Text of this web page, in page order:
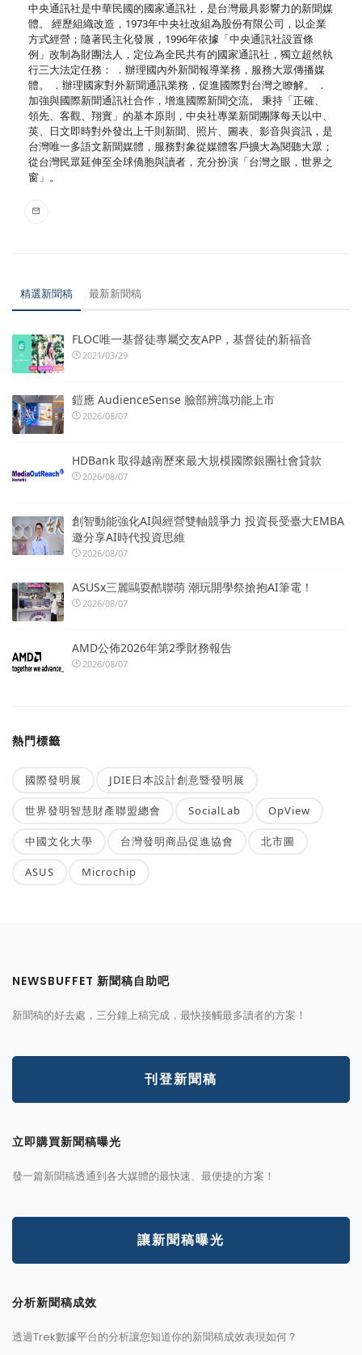
中央通訊社是中華民國的國家通訊社，是台灣最具影響力的新聞媒
體。 經歷組織改造，1973年中央社改組為股份有限公司，以企業
方式經營；隨著民主化發展，1996年依據「中央通訊社設置條
例」改制為財團法人，定位為全民共有的國家通訊社，獨立超然執
行三大法定任務： ．辦理國內外新聞報導業務，服務大眾傳播媒
體。 ．辦理國家對外新聞通訊業務，促進國際對台灣之瞭解。 ．
加強與國際新聞通訊社合作，增進國際新聞交流。 秉持「正確、
領先、客觀、翔實」的基本原則，中央社專業新聞團隊每天以中、
英、日文即時對外發出上千則新聞、照片、圖表、影音與資訊，是
台灣唯一多語文新聞媒體，服務對象從媒體客戶擴大為閱聽大眾；
從台灣民眾延伸至全球僑胞與讀者，充分扮演「台灣之眼，世界之
窗」。
精選新聞稿 最新新聞稿
FLOC唯一基督徒專屬交友APP，基督徒的新福音
2021/03/29
鎧應 AudienceSense 臉部辨識功能上市
2026/08/07
HDBank 取得越南歷來最大規模國際銀團社會貸款
2026/08/07
創智動能強化AI與經營雙軸競爭力 投資長受臺大EMBA
邀分享AI時代投資思維
2026/08/07
ASUSx三麗鷗耍酷聯萌 潮玩開學祭搶抱AI筆電！
2026/08/07
AMD公佈2026年第2季財務報告
2026/08/07
熱門標籤
國際發明展 JDIE日本設計創意暨發明展
世界發明智慧財產聯盟總會 SocialLab OpView
中國文化大學 台灣發明商品促進協會 北市圖
ASUS Microchip
NEWSBUFFET 新聞稿自助吧
新聞稿的好去處，三分鐘上稿完成，最快接觸最多讀者的方案！
刊登新聞稿
立即購買新聞稿曝光
發一篇新聞稿透通到各大媒體的最快速、最便捷的方案！
讓新聞稿曝光
分析新聞稿成效
透過Trek數據平台的分析讓您知道你的新聞稿成效表現如何？